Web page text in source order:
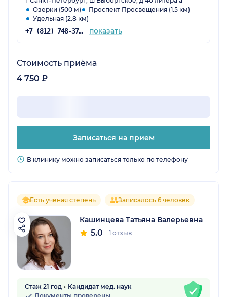
Озерки (500 м)
Проспект Просвещения (1.5 км)
Удельная (2.8 км)
+7 (812) 748-37-83 показать
Стоимость приёма
4 750 ₽
Записаться на прием
В клинику можно записаться только по телефону
Есть ученая степень Записалось 6 человек
Кашинцева Татьяна Валерьевна
5.0 1 отзыв
Стаж 21 год
Кандидат мед. наук